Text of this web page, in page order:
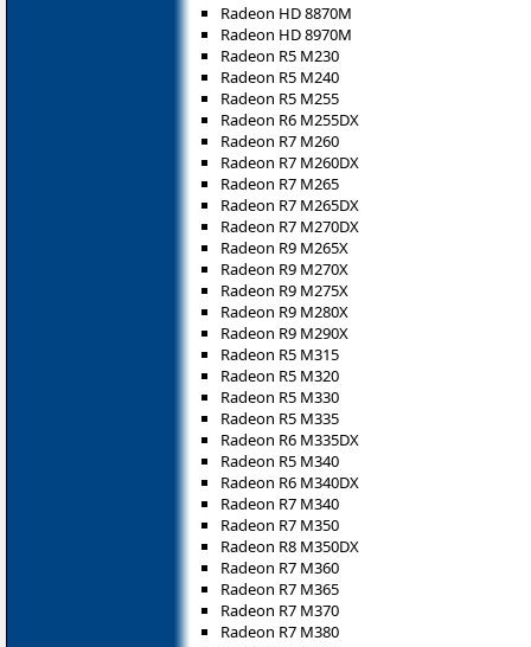
Radeon HD 8870M
Radeon HD 8970M
Radeon R5 M230
Radeon R5 M240
Radeon R5 M255
Radeon R6 M255DX
Radeon R7 M260
Radeon R7 M260DX
Radeon R7 M265
Radeon R7 M265DX
Radeon R7 M270DX
Radeon R9 M265X
Radeon R9 M270X
Radeon R9 M275X
Radeon R9 M280X
Radeon R9 M290X
Radeon R5 M315
Radeon R5 M320
Radeon R5 M330
Radeon R5 M335
Radeon R6 M335DX
Radeon R5 M340
Radeon R6 M340DX
Radeon R7 M340
Radeon R7 M350
Radeon R8 M350DX
Radeon R7 M360
Radeon R7 M365
Radeon R7 M370
Radeon R7 M380